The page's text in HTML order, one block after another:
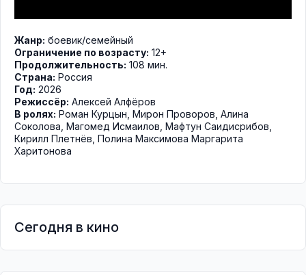
Жанр: боевик/семейный
Ограничение по возрасту: 12+
Продолжительность: 108 мин.
Страна: Россия
Год: 2026
Режиссёр: Алексей Алфёров
В ролях: Роман Курцын, Мирон Проворов, Алина
Соколова, Магомед Исмаилов, Мафтун Саидисрибов,
Кирилл Плетнёв, Полина Максимова Маргарита
Харитонова
Сегодня в кино